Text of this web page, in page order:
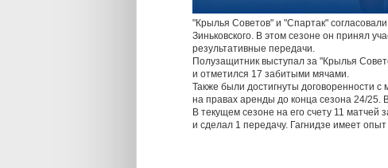
"Крылья Советов" и "Спартак"
Зиньковского. В этом сезоне он принял
результативные передачи.
Полузащитник выступал за "Крылья
и отметился 17 забитыми мячами.
Также были достигнуты договоренности
на правах аренды до конца сезона 24/
В текущем сезоне на его счету 11 матчей
и сделал 1 передачу. Гагнидзе имеет